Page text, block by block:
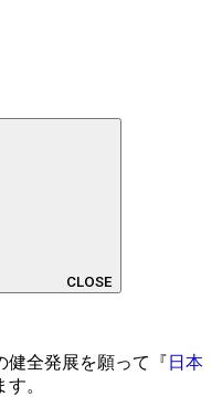
CLOSE
健全発展を願って『 日本
。